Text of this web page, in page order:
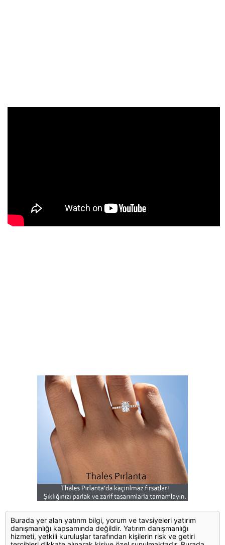
Burada yer alan yatırım bilgi, yorum ve tavsiyeleri yatırım
danışmanlığı kapsamında değildir. Yatırım danışmanlığı
hizmeti, yetkili kuruluşlar tarafından kişilerin risk ve getiri